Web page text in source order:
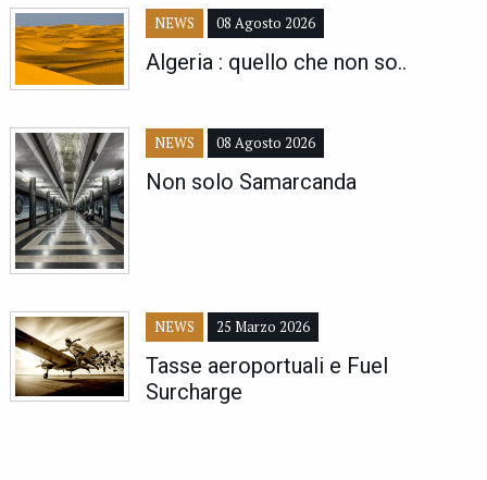
NEWS 08 Agosto 2026
Algeria : quello che non so..
NEWS 08 Agosto 2026
Non solo Samarcanda
NEWS 25 Marzo 2026
Tasse aeroportuali e Fuel
Surcharge